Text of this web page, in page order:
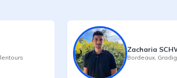
Zacharia
Bordeaux